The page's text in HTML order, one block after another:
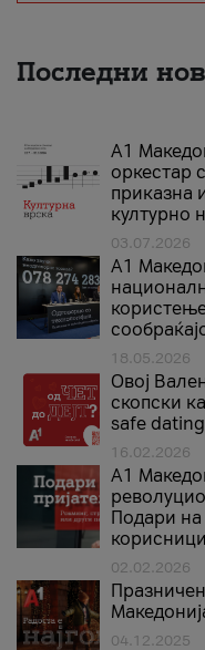
Последни
А1
оркестар
приказна
културно
03.07.2026
A1
18.05.2026
Овој
скопски
safe dating
16.02.2026
А1
Подари на
корисници
02.02.2026
04.12.2025